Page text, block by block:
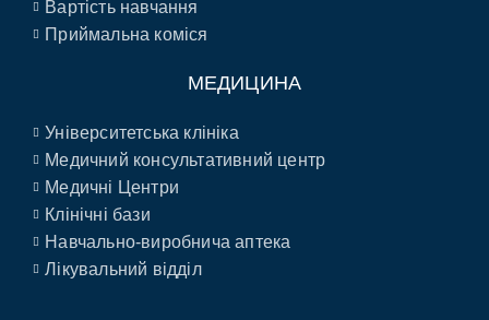
Вартість навчання
Приймальна коміся
МЕДИЦИНА
Університетська клініка
Медичний консультативний центр
Медичні Центри
Клінічні бази
Навчально-виробнича аптека
Лікувальний відділ